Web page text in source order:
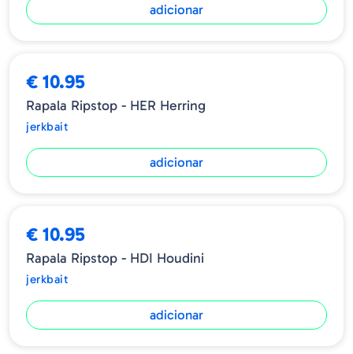
adicionar
€ 10.95
Rapala Ripstop - HER Herring
jerkbait
adicionar
€ 10.95
Rapala Ripstop - HDI Houdini
jerkbait
adicionar